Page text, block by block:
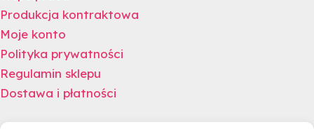
Produkcja kontraktowa
Moje konto
Polityka prywatności
Regulamin sklepu
Dostawa i płatności